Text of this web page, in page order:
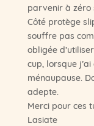
parvenir à zéro
Côté protège
souffre pas
obligée
cup, lorsque
ménaupause.
adepte.
Merci pour ces
Lasiate